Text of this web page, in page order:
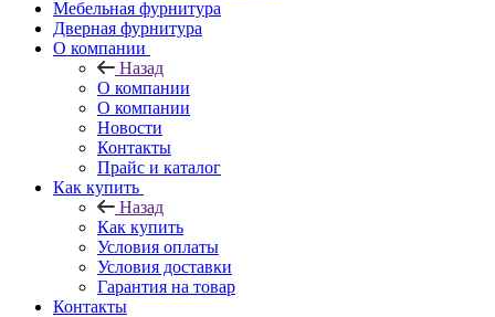
Мебельная фурнитура
Дверная фурнитура
О компании
Назад
О компании
О компании
Новости
Контакты
Прайс и каталог
Как купить
Назад
Как купить
Условия оплаты
Условия доставки
Гарантия на товар
Контакты